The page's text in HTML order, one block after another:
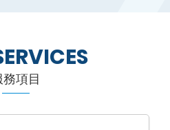
務項目